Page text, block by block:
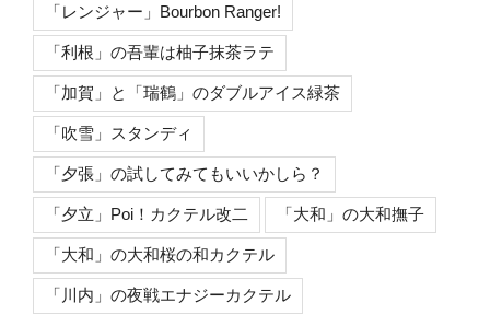
「レンジャー」Bourbon Ranger!
「利根」の吾輩は柚子抹茶ラテ
「加賀」と「瑞鶴」のダブルアイス緑茶
「吹雪」スタンディ
「夕張」の試してみてもいいかしら？
「夕立」Poi！カクテル改二 「大和」の大和撫子
「大和」の大和桜の和カクテル
「川内」の夜戦エナジーカクテル